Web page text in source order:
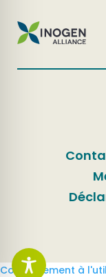
Consentement à